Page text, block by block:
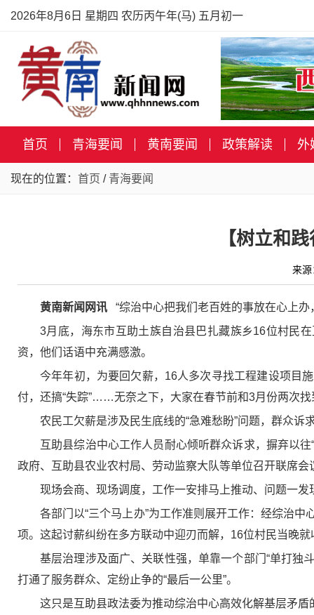
2026年8月6日 星期四 农历丙午年(马) 五月初一
首页 青海要闻 黄南要闻 政策解读 外
现在的位置： 首页 / 青海要闻
【树立和
来
黄南新闻网讯
“综治中心把我们老百姓的事放在心上办
3月底，海东市互助土族自治县巴扎藏族乡16位村民
资，他们话语中充满感激。
今年年初，为要回欠薪，16人多次寻找工程建设项目
付，还搞“失踪”……无奈之下，大家在春节前和3月份两次
农民工欠薪是涉及民生底线的“急难愁盼”问题，群众诉
互助县综治中心工作人员耐心倾听群众诉求，摒弃以
政府、互助县农业农村局、劳动监察大队等单位召开联席会
现场会商、现场调度，工作一安排马上推动、问题一
各部门以“三个马上办”为工作准则展开工作：经综治
项。这起讨薪纠纷在多方联动中迎刃而解，16位村民当晚就
基层治理涉及面广、关联性强，单靠一个部门“单打独
打通了服务群众、定纷止争的“最后一公里”。
这只是互助县政法委为推动综治中心高效化解基层矛